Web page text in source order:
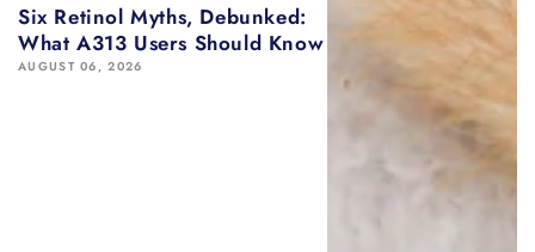
Six Retinol Myths, Debunked:
What A313 Users Should Know
AUGUST 06, 2026